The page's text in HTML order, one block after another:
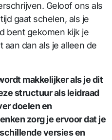
Geloof ons als
gaat schelen, als je
bent gekomen kijk je
dan als je alleen de
makkelijker als je dit
structuur als leidraad
doelen en
zorg je ervoor dat je
versies en